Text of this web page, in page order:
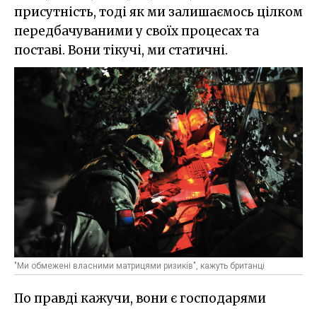
присутність, тоді як ми залишаємось цілком
передбачуваними у своїх процесах та
поставі. Вони тікучі, ми статичні.
"Ми обмежені власними матрицями ризиків", кажуть британці
По правді кажучи, вони є господарями